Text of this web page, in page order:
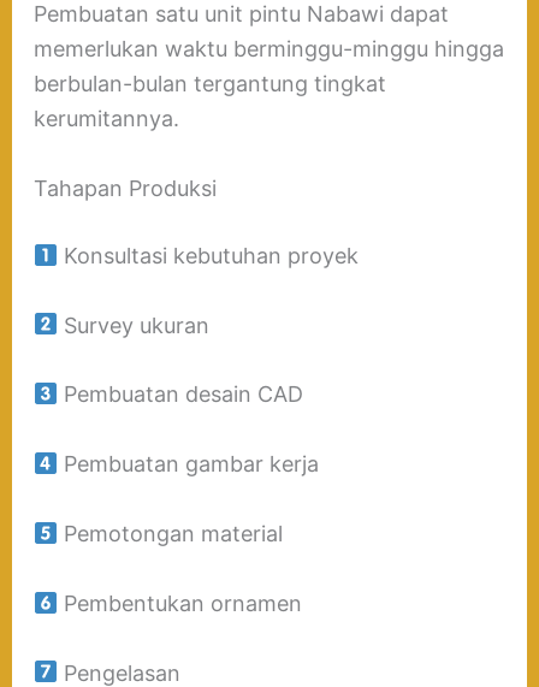
Pembuatan satu unit pintu Nabawi dapat
memerlukan waktu berminggu-minggu hingga
berbulan-bulan tergantung tingkat
kerumitannya.
Tahapan Produksi
Konsultasi kebutuhan proyek
Survey ukuran
Pembuatan desain CAD
Pembuatan gambar kerja
Pemotongan material
Pembentukan ornamen
Pengelasan